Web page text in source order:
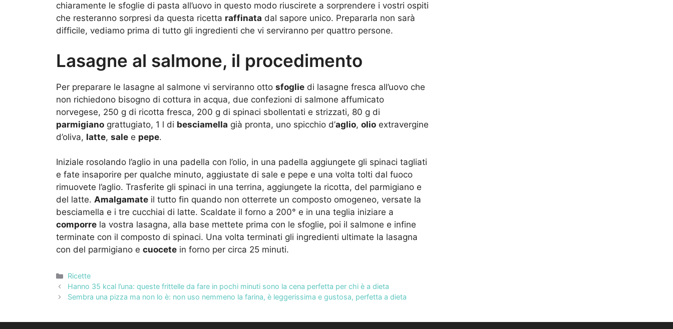
chiaramente le sfoglie di pasta all’uovo in questo modo riuscirete a sorprendere i vostri ospiti
che resteranno sorpresi da questa ricetta raffinata dal sapore unico. Prepararla non sarà
difficile, vediamo prima di tutto gli ingredienti che vi serviranno per quattro persone.
Lasagne al salmone, il procedimento
Per preparare le lasagne al salmone vi serviranno otto sfoglie di lasagne fresca all’uovo che
non richiedono bisogno di cottura in acqua, due confezioni di salmone affumicato
norvegese, 250 g di ricotta fresca, 200 g di spinaci sbollentati e strizzati, 80 g di
parmigiano grattugiato, 1 l di besciamella già pronta, uno spicchio d’aglio, olio extravergine
d’oliva, latte, sale e pepe.
Iniziale rosolando l’aglio in una padella con l’olio, in una padella aggiungete gli spinaci tagliati
e fate insaporire per qualche minuto, aggiustate di sale e pepe e una volta tolti dal fuoco
rimuovete l’aglio. Trasferite gli spinaci in una terrina, aggiungete la ricotta, del parmigiano e
del latte. Amalgamate il tutto fin quando non otterrete un composto omogeneo, versate la
besciamella e i tre cucchiai di latte. Scaldate il forno a 200° e in una teglia iniziare a
comporre la vostra lasagna, alla base mettete prima con le sfoglie, poi il salmone e infine
terminate con il composto di spinaci. Una volta terminati gli ingredienti ultimate la lasagna
con del parmigiano e cuocete in forno per circa 25 minuti.
Categorie
Ricette
Hanno 35 kcal l’una: queste frittelle da fare in pochi minuti sono la cena perfetta per chi è a dieta
Sembra una pizza ma non lo è: non uso nemmeno la farina, è leggerissima e gustosa, perfetta a dieta